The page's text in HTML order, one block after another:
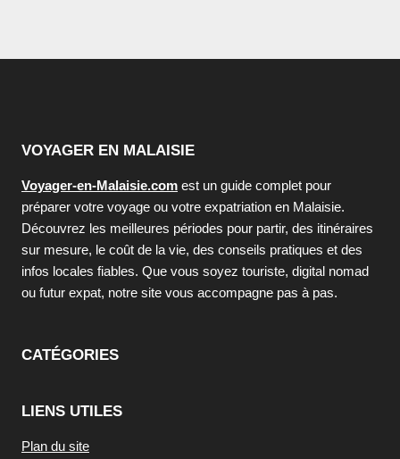
VOYAGER EN MALAISIE
Voyager-en-Malaisie.com est un guide complet pour
préparer votre voyage ou votre expatriation en Malaisie.
Découvrez les meilleures périodes pour partir, des itinéraires
sur mesure, le coût de la vie, des conseils pratiques et des
infos locales fiables. Que vous soyez touriste, digital nomad
ou futur expat, notre site vous accompagne pas à pas.
CATÉGORIES
LIENS UTILES
Plan du site